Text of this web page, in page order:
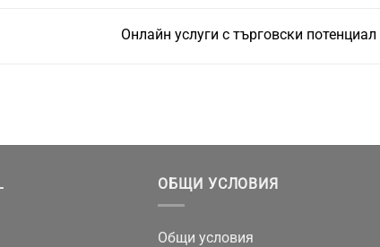
Онлайн услуги с търговски потенциал
ОБЩИ УСЛОВИЯ
Общи условия